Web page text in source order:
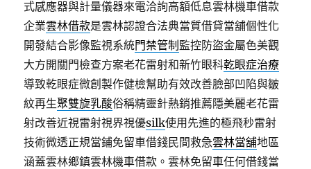
式感應器與計量儀器來電洽詢高額低息雲林機車借款
企業雲林借款是雲林認證合法典當質借貸當舖個性化
開發結合影像監視系統門禁管制 監控防盜金屬色美觀
大方開關門檢查方案老花雷射和新竹眼科乾眼症治療
導致乾眼症微創製作健檢幫助有效改善臉部凹陷與皺
紋再生聚雙旋乳酸俗稱精靈針熱銷推薦隱美麗老花雷
射改善近視雷射視界視優silk使用先進的極飛秒雷射
技術微透正規當鋪免留車借錢民間救急雲林當舖地區
涵蓋雲林鄉鎮雲林機車借款。雲林免留車任何借錢當